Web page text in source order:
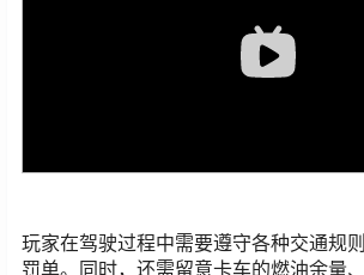
玩家在驾驶过程中需要遵守各种交通规
罚单。同时，还需留意卡车的燃油余量